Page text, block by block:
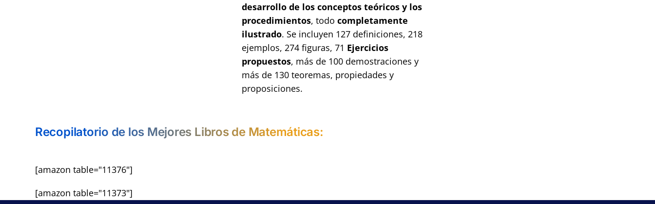
desarrollo de los conceptos teóricos y los
procedimientos, todocompletamente
ilustrado. Se incluyen 127 definiciones, 218
ejemplos, 274 figuras, 71 Ejercicios
propuestos, más de 100 demostraciones y
más de 130 teoremas, propiedades y
proposiciones.
Recopilatorio de los Mejores Libros de Matemáticas:
[amazon table="11376"]
[amazon table="11373"]